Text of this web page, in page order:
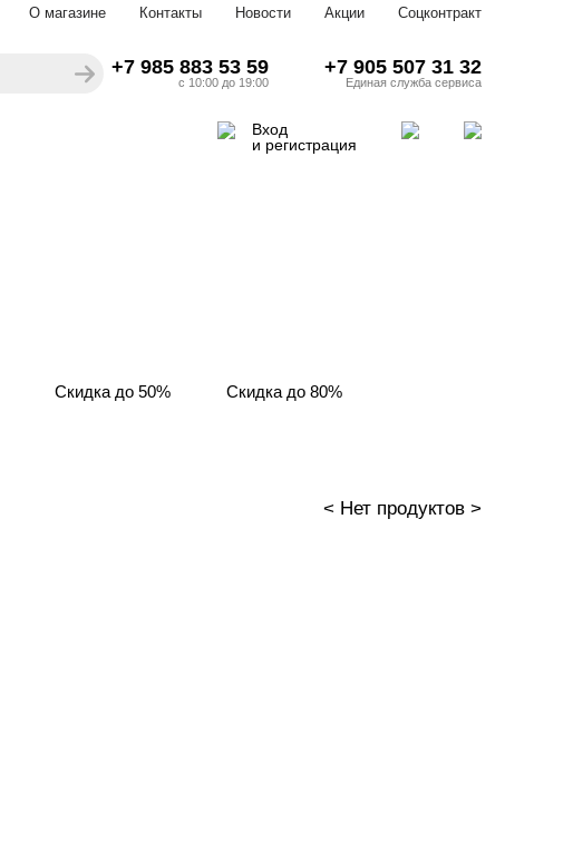
О магазине Контакты Новости Акции Соцконтракт
+7 985 883 53 59
с 10:00 до 19:00
+7 905 507 31 32
Единая служба сервиса
Вход
и регистрация
Скидка до 50% Скидка до 80%
< Нет продуктов >